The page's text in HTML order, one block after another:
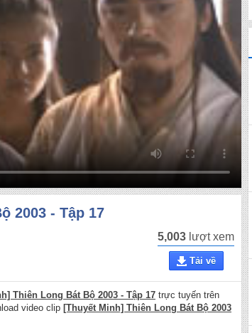
2003 - Tập 17
5,003 lượt xem
Tải về
Thiên Long Bát Bộ 2003 - Tập 17 trực tuyến trên
video clip [Thuyết Minh] Thiên Long Bát Bộ 2003